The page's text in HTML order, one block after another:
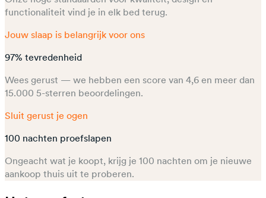
functionaliteit vind je in elk bed terug.
Jouw slaap is belangrijk voor ons
97% tevredenheid
Wees gerust — we hebben een score van 4,6 en meer dan
15.000 5-sterren beoordelingen.​
Sluit gerust je ogen
100 nachten proefslapen
Ongeacht wat je koopt, krijg je 100 nachten om je nieuwe
aankoop thuis uit te proberen.​